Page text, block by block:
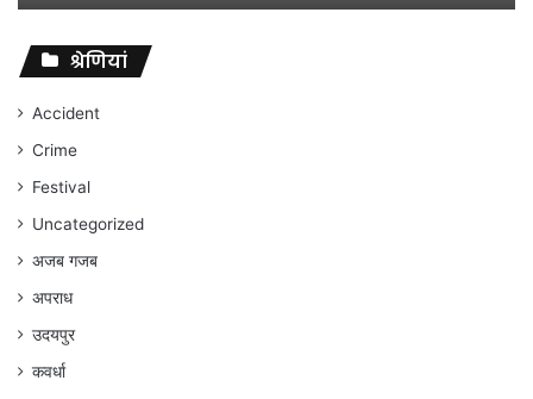
विवादों
संघर्ष
जारी
रहेगा
अंकित
गौरहा
श्रेणियां
Accident
Crime
Festival
Uncategorized
अजब गजब
अपराध
उदयपुर
कवर्धा